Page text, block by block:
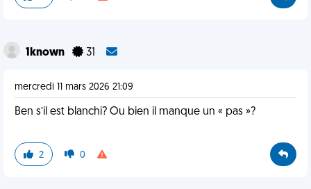
1known 31
mercredi 11 mars 2026 21:09
Ben s’il est blanchi? Ou bien il manque un « pas »?
2 0